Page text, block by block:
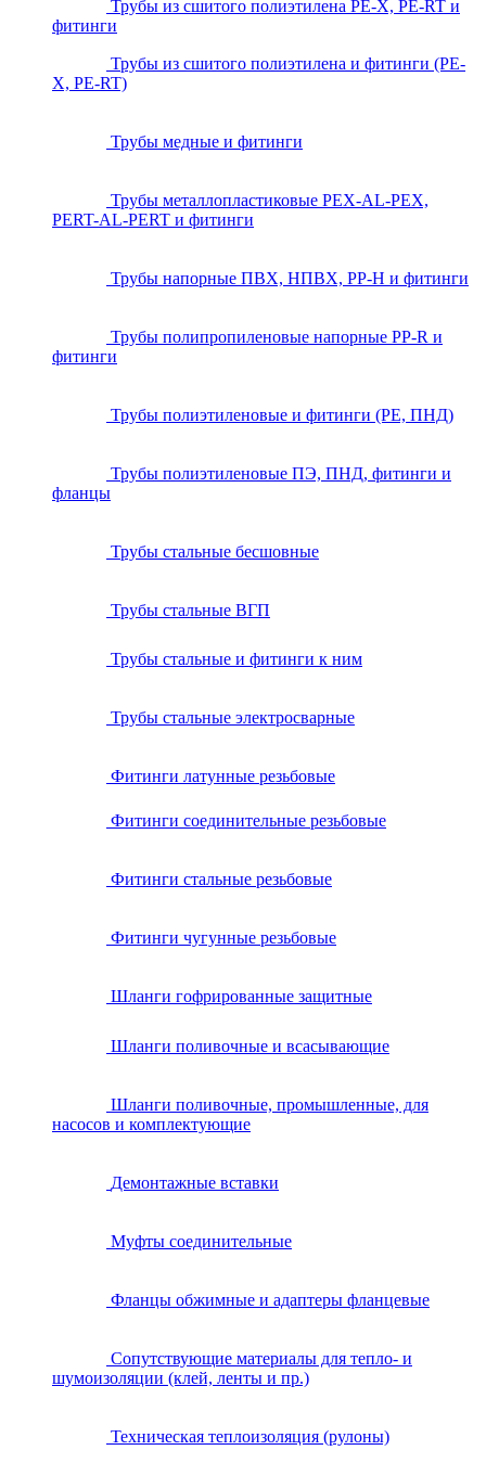
Трубы из сшитого полиэтилена PE-X, PE-RT и
фитинги
Трубы из сшитого полиэтилена и фитинги (PE-
X, PE-RT)
Трубы медные и фитинги
Трубы металлопластиковые PEX-AL-PEX,
PERT-AL-PERT и фитинги
Трубы напорные ПВХ, НПВХ, PP-H и фитинги
Трубы полипропиленовые напорные PP-R и
фитинги
Трубы полиэтиленовые и фитинги (PE, ПНД)
Трубы полиэтиленовые ПЭ, ПНД, фитинги и
фланцы
Трубы стальные бесшовные
Трубы стальные ВГП
Трубы стальные и фитинги к ним
Трубы стальные электросварные
Фитинги латунные резьбовые
Фитинги соединительные резьбовые
Фитинги стальные резьбовые
Фитинги чугунные резьбовые
Шланги гофрированные защитные
Шланги поливочные и всасывающие
Шланги поливочные, промышленные, для
насосов и комплектующие
Демонтажные вставки
Муфты соединительные
Фланцы обжимные и адаптеры фланцевые
Сопутствующие материалы для тепло- и
шумоизоляции (клей, ленты и пр.)
Техническая теплоизоляция (рулоны)